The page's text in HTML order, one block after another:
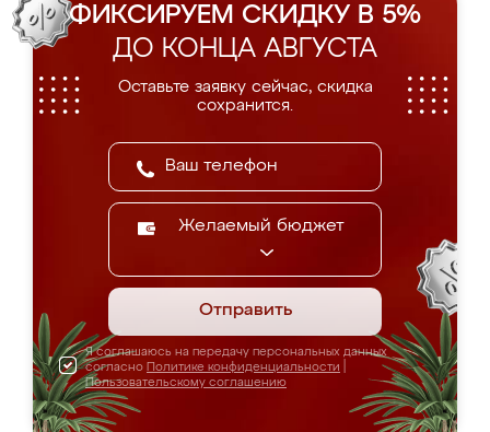
ФИКСИРУЕМ СКИДКУ В 5%
ДО КОНЦА АВГУСТА
Оставьте заявку сейчас, скидка
сохранится.
Желаемый бюджет
Отправить
Я соглашаюсь на передачу персональных данных
согласно Политике конфиденциальности
Пользовательскому соглашению